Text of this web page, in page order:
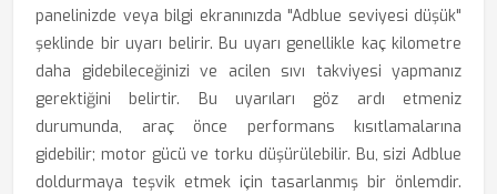
panelinizde veya bilgi ekranınızda "Adblue seviyesi düşük"
şeklinde bir uyarı belirir. Bu uyarı genellikle kaç kilometre
daha gidebileceğinizi ve acilen sıvı takviyesi yapmanız
gerektiğini belirtir. Bu uyarıları göz ardı etmeniz
durumunda, araç önce performans kısıtlamalarına
gidebilir; motor gücü ve torku düşürülebilir. Bu, sizi Adblue
doldurmaya teşvik etmek için tasarlanmış bir önlemdir.